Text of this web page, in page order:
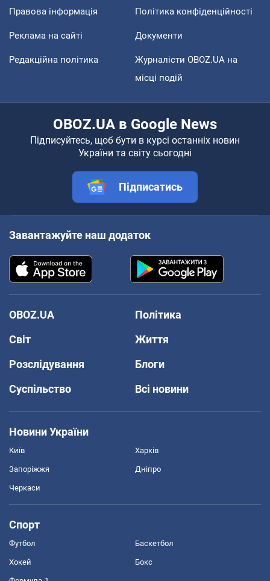
Правова інформація Політика конфіденційності
Реклама на сайті Документи
Редакційна політика
Журналісти OBOZ.UA на
місці подій
OBOZ.UA в Google News
Підписуйтесь, щоб бути в курсі останніх новин
України та світу сьогодні
Підписатись
Завантажуйте наш додаток
OBOZ.UA
Політика
Світ
Життя
Розслідування
Блоги
Суспільство
Всі новини
Новини України
Київ Харків
Запоріжжя Дніпро
Черкаси
Спорт
Футбол Баскетбол
Хокей Бокс